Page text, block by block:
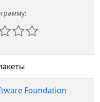
Foundation